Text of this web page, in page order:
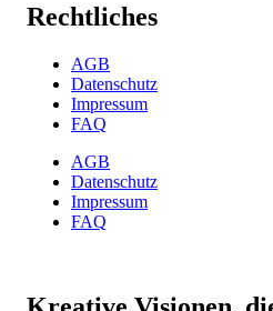
Rechtliches
AGB
Datenschutz
Impressum
FAQ
AGB
Datenschutz
Impressum
FAQ